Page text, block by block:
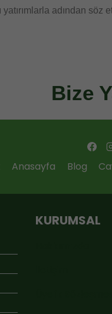
adından söz
Bize
Anasayfa Blog
KURUMSAL